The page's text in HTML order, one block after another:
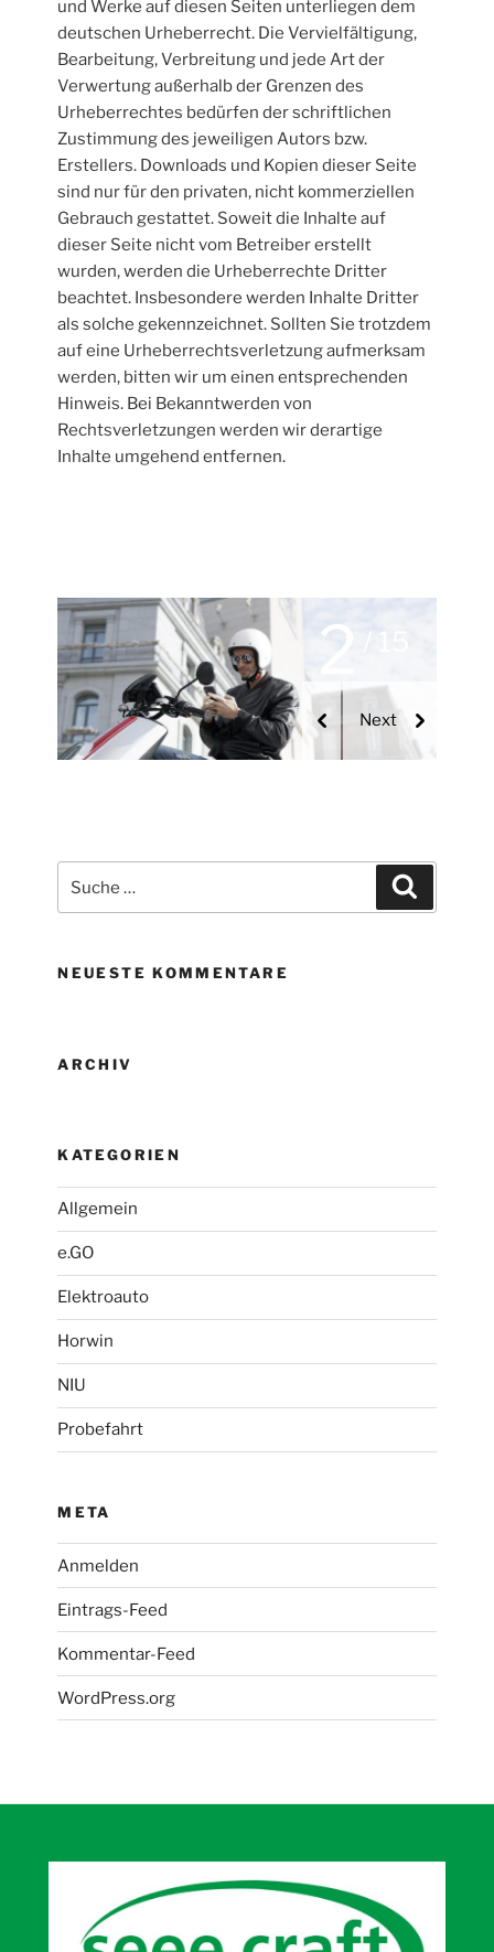
und Werke auf diesen Seiten unterliegen dem
deutschen Urheberrecht. Die Vervielfältigung,
Bearbeitung, Verbreitung und jede Art der
Verwertung außerhalb der Grenzen des
Urheberrechtes bedürfen der schriftlichen
Zustimmung des jeweiligen Autors bzw.
Erstellers. Downloads und Kopien dieser Seite
sind nur für den privaten, nicht kommerziellen
Gebrauch gestattet. Soweit die Inhalte auf
dieser Seite nicht vom Betreiber erstellt
wurden, werden die Urheberrechte Dritter
beachtet. Insbesondere werden Inhalte Dritter
als solche gekennzeichnet. Sollten Sie trotzdem
auf eine Urheberrechtsverletzung aufmerksam
werden, bitten wir um einen entsprechenden
Hinweis. Bei Bekanntwerden von
Rechtsverletzungen werden wir derartige
Inhalte umgehend entfernen.
2 / 15
nach:
NEUESTE KOMMENTARE
ARCHIV
KATEGORIEN
Allgemein
e.GO
Elektroauto
Horwin
NIU
Probefahrt
META
Anmelden
Eintrags-Feed
Kommentar-Feed
WordPress.org